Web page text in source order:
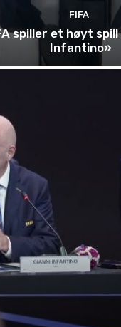
FIFA
spiller et høyt
Infantino»